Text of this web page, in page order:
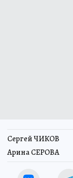
Сергей ЧИКОВ
Арина СЕРОВА